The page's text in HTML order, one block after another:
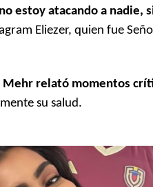
no estoy atacando a nadie,
Eliezer, quien fue
Mehr relató momentos
su salud.